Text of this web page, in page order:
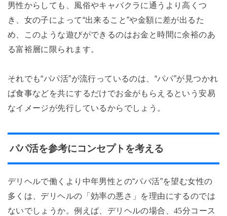
男性からしても、風俗やキャバクラに通うより高くつ
き、女の子によって“出来ること”や金額に差が出るた
め、このような遊びができるのはお金と時間に余裕のあ
る富裕層に限られます。
それでも“パパ活”が流行っているのは、“パパ”が見つかれ
ば食事などを共にするだけでお金がもらえるという安易
なイメージが先行しているからでしょう。
パパ活を参考にコンセプトを考える
デリヘルで働くより中年男性との“パパ活”を望む女性の
多くは、デリヘルの「効率の悪さ」を理由にするのでは
ないでしょうか。例えば、デリヘルの場合、45分コース